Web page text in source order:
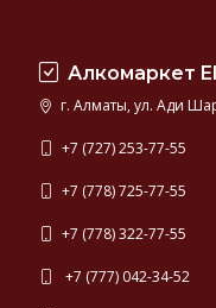
Алкомаркет
г. Алматы, ул. Ади
+7 (727) 253-77-55
+7 (778) 725-77-55
+7 (778) 322-77-55
+7 (777) 042-34-52